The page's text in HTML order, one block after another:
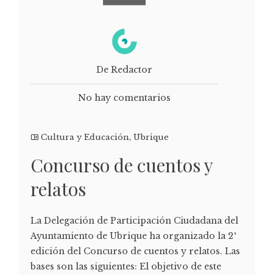
De Redactor
No hay comentarios
Cultura y Educación, Ubrique
Concurso de cuentos y
relatos
La Delegación de Participación Ciudadana del
Ayuntamiento de Ubrique ha organizado la 2ª
edición del Concurso de cuentos y relatos. Las
bases son las siguientes: El objetivo de este